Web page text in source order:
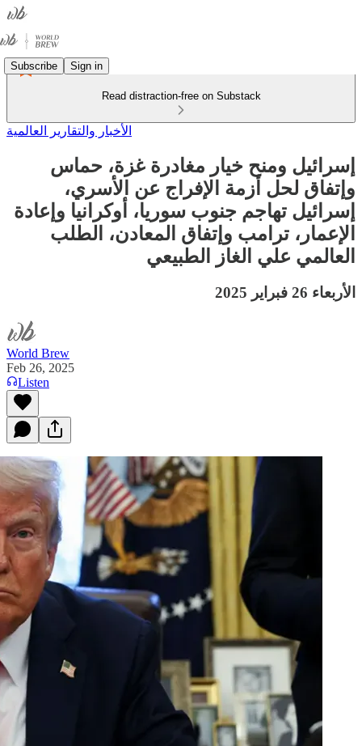
Subscribe Sign in
Read distraction-free on Substack
الأخبار والتقارير العالمية
إسرائيل ومنح خيار مغادرة غزة، حماس
وإتفاق لحل أزمة الإفراج عن الأسري،
إسرائيل تهاجم جنوب سوريا، أوكرانيا وإعادة
الإعمار، ترامب وإتفاق المعادن، الطلب
العالمي علي الغاز الطبيعي
الأربعاء 26 فبراير 2025
World Brew
Feb 26, 2025
Listen